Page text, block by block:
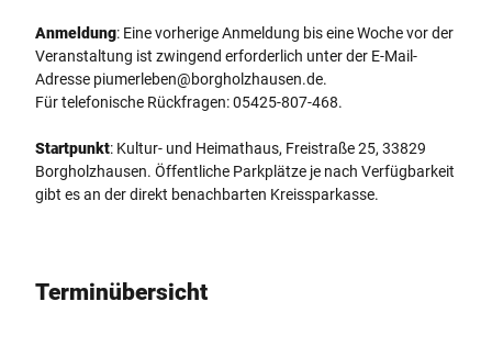
Anmeldung: Eine vorherige Anmeldung bis eine Woche vor der
Veranstaltung ist zwingend erforderlich unter der E-Mail-
Adresse piumerleben@borgholzhausen.de.
Für telefonische Rückfragen: 05425-807-468.
Startpunkt: Kultur- und Heimathaus, Freistraße 25, 33829
Borgholzhausen. Öffentliche Parkplätze je nach Verfügbarkeit
gibt es an der direkt benachbarten Kreissparkasse.
Terminübersicht